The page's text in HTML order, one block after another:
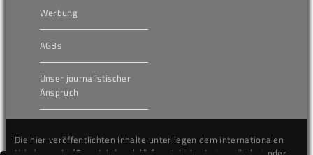
Werbung
AGBs
Unser journalistischer
Anspruch
Die hier veröffentlichten Inhalte unterliegen dem internationalen